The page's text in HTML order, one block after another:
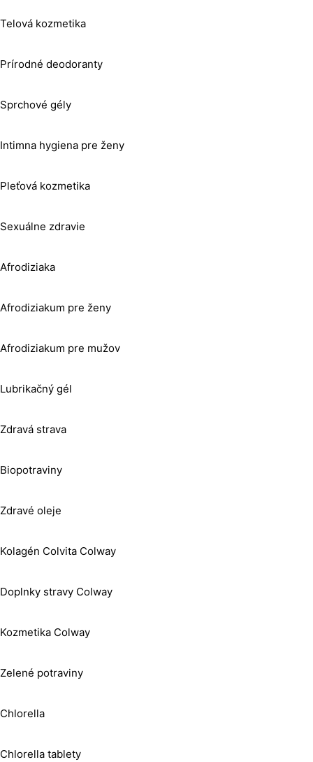
Telová kozmetika
Prírodné deodoranty
Sprchové gély
Intimna hygiena pre ženy
Pleťová kozmetika
Sexuálne zdravie
Afrodiziaka
Afrodiziakum pre ženy
Afrodiziakum pre mužov
Lubrikačný gél
Zdravá strava
Biopotraviny
Zdravé oleje
Kolagén Colvita Colway
Doplnky stravy Colway
Kozmetika Colway
Zelené potraviny
Chlorella
Chlorella tablety